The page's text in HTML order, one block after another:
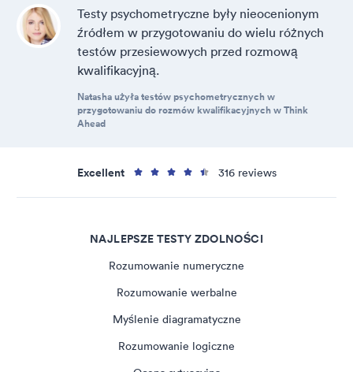
Testy psychometryczne były nieocenionym
źródłem w przygotowaniu do wielu różnych
testów przesiewowych przed rozmową
kwalifikacyjną.
Natasha użyła testów psychometrycznych w
przygotowaniu do rozmów kwalifikacyjnych w Think
Ahead
Excellent 316 reviews
NAJLEPSZE TESTY ZDOLNOŚCI
Rozumowanie numeryczne
Rozumowanie werbalne
Myślenie diagramatyczne
Rozumowanie logiczne